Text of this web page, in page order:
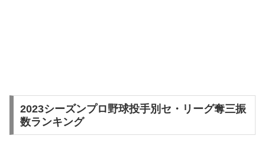
2023シーズンプロ野球投手別セ・リーグ奪三振
数ランキング